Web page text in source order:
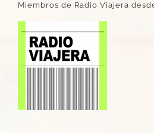
Miembros de Radio Viajera